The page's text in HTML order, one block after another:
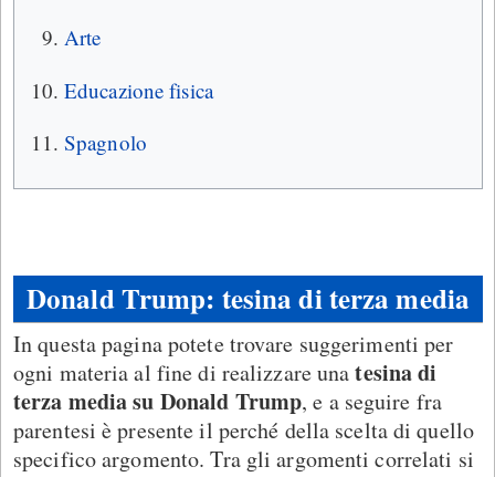
Arte
Educazione fisica
Spagnolo
Donald Trump: tesina di terza media
In questa pagina potete trovare suggerimenti per
ogni materia al fine di realizzare unatesina di
terza media su Donald Trump, e a seguire fra
parentesi è presente il perché della scelta di quello
specifico argomento. Tra gli argomenti correlati si